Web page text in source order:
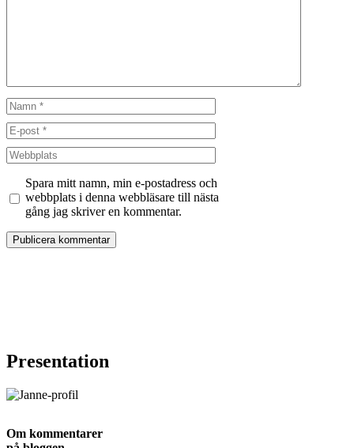
Namn
E-
post
Webbplats
Spara mitt namn, min e-postadress och
webbplats i denna webbläsare till nästa
gång jag skriver en kommentar.
Presentation
Om kommentarer